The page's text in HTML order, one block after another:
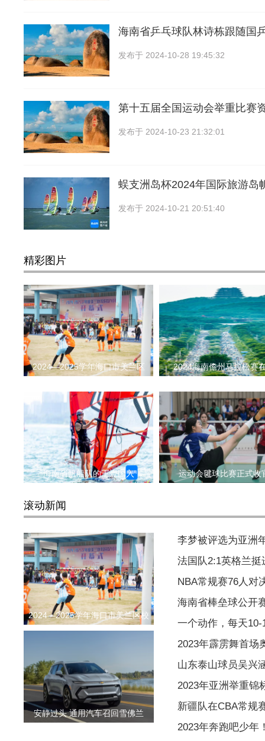
海南省乒乓球队林诗栋跟随国
发布于 2024-10-28 19:45:32
第十五届全国运动会举重比赛
发布于 2024-10-23 21:32:01
蜈支洲岛杯2024年国际旅游岛
发布于 2024-10-21 20:51:40
精彩图片
2024—2025学年海口市美兰区 2024海南儋州马拉松赛
海南省帆船队的王壹国入 运动会毽球比赛正式收
滚动新闻
2024—2025学年海口市美兰区校
安静过头 通用汽车召回雪佛兰
李梦被评选为亚洲
法国队2:1英格兰挺
NBA常规赛76人对
海南省棒垒球公开
一个动作，每天
2023年霹雳舞首场
山东泰山球员吴兴
2023年亚洲举重锦
新疆队在CBA常规
2023年奔跑吧少年